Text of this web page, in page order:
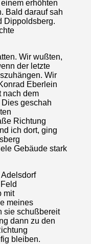
erhöhten
Bald darauf sah
Dippoldsberg.
Wir wußten,
der letzte
Wir
Eberlein
nach dem
geschah
Richtung
ich dort, ging
Gebäude stark
mit
meines
sie schußbereit
dann zu den
bleiben.